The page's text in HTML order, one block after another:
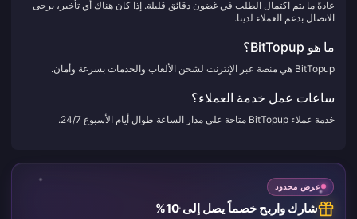
عادةً ما يتم اكتمال الطلب في غضون دقائق قليلة. إذا كان هناك أي تأخير، يرجى
الاتصال بدعم العملاء لدينا.
ما هو BitTopup؟
BitTopup هي منصة عبر الإنترنت لشحن الألعاب والخدمات بسرعة وأمان.
ساعات عمل خدمة العملاء؟
خدمة عملاء BitTopup متاحة على مدار الساعة طوال أيام الأسبوع 24/7.
عرض محدود
شارك واربح خصماً يصل إلى 10%